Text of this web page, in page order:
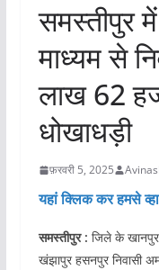
समस्तीपुर
माध्यम से
लाख 62
धोखाधड़ी
फ़रवरी 5, 2025
यहां क्लिक कर हमसे
समस्तीपुर : जिले के खानपुर
खंझापुर हसनपुर निवासी